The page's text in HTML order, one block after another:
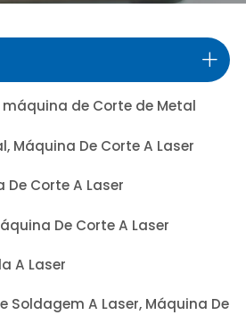
de Corte de Metal
Máquina De Corte A Laser
De Corte A Laser
De Corte A Laser
A Laser
Soldagem A Laser, Máquina De